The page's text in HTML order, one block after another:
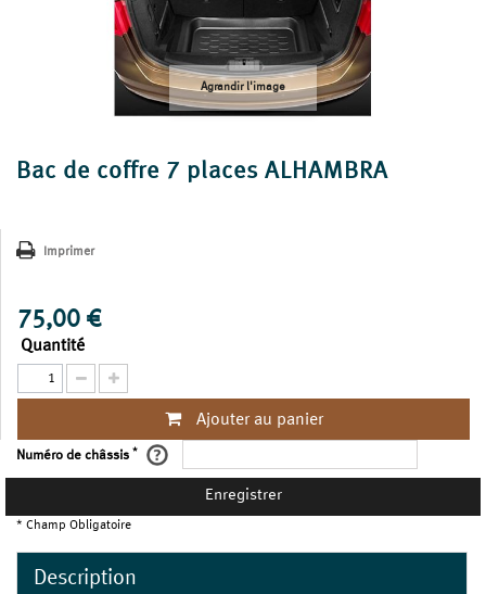
Agrandir l'image
Bac de coffre 7 places ALHAMBRA
Imprimer
75,00 €
Quantité
Ajouter au panier
Numéro de châssis *
Enregistrer
* Champ Obligatoire
Description